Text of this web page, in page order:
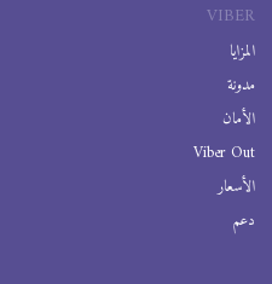
VIBER
المزايا
مدونة
الأمان
Viber Out
الأسعار
دعم